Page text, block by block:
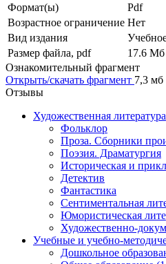
Формат(ы)
Pdf
Возрастное ограничение Нет
Вид издания
Размер файла, pdf
17.6 Mб
Ознакомительный фрагмент
Открыть/скачать фрагмент 7,3 мб
Отзывы
Художественная литература
Фольклор
Проза. Сборники
Поэзия. Драматургия
Историческая и
Детектив
Фантастика
Сентиментальная
Юмористическая
Художественно-
Учебные и учебно-
Дошкольное